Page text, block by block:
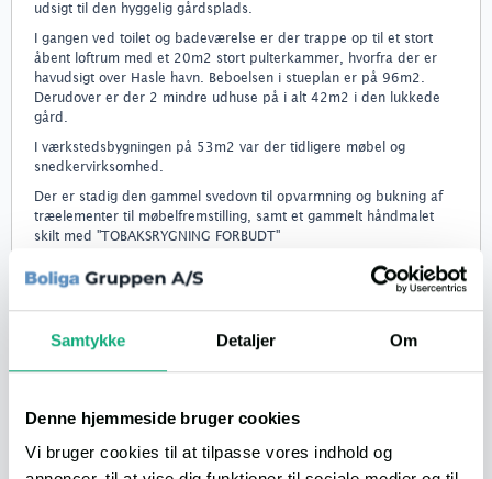
Samtykke Detaljer Om
Denne hjemmeside bruger cookies
Vi bruger cookies til at tilpasse vores indhold og
udsigt til den hyggelig gårdsplads.
I gangen ved toilet og badeværelse er der trappe op til et stort
åbent loftrum med et 20m2 stort pulterkammer, hvorfra der er
havudsigt over Hasle havn. Beboelsen i stueplan er på 96m2.
Derudover er der 2 mindre udhuse på i alt 42m2 i den lukkede
gård.
I værkstedsbygningen på 53m2 var der tidligere møbel og
snedkervirksomhed.
Der er stadig den gammel svedovn til opvarmning og bukning af
træelementer til møbelfremstilling, samt et gammelt håndmalet
skilt med "TOBAKSRYGNING FORBUDT"
Ejendommen trænger til en gang maling, men er af mureren
gennemgået og repareret for revner og småskader.
Grunden består af 2 matrikler, 11b (211m2) og 11c (87m2) med
haven i alt på 298 m2.
Link til anden webside eller informationer om boligen:
Lån til boligen ANNONCØR